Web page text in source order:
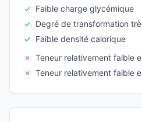
✓ Faible charge glycémique
✓ Degré de transformation
✓ Faible densité calorique
✗ Teneur relativement faible
✗ Teneur relativement faible